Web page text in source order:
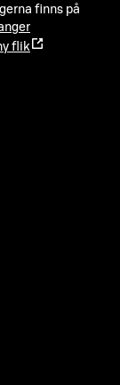
finns på
flik